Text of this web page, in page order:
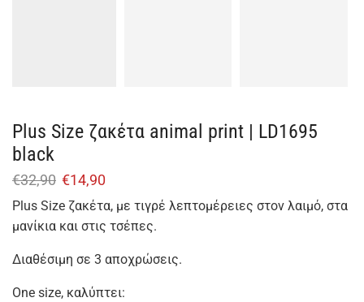
Plus Size ζακέτα animal print | LD1695
black
€32,90 €14,90
Plus Size ζακέτα, με τιγρέ λεπτομέρειες στον λαιμό, στα
μανίκια και στις τσέπες.
Διαθέσιμη σε 3 αποχρώσεις.
One size, καλύπτει: